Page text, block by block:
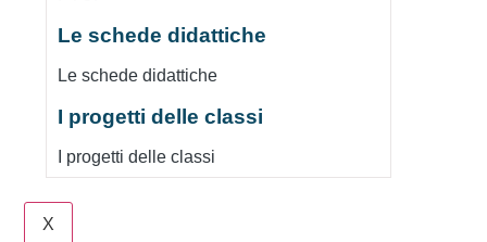
Le schede didattiche
Le schede didattiche
I progetti delle classi
I progetti delle classi
X